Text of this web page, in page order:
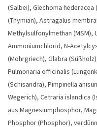
(Salbei), Glechoma
(Thymian), Astragalus
Methylsulfonylmethan (MSM),
Ammoniumchlorid, N-
(Mohrgriech), Glabra
Pulmonaria officinalis
(Schisandra), Pimpinella
Wegerich), Cetraria islandica
aus Magnesiumphosphor,
Phosphor (Phosphor),